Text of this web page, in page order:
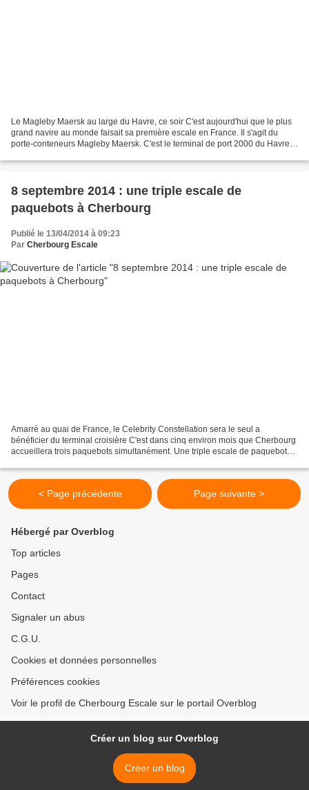
Le Magleby Maersk au large du Havre, ce soir C'est aujourd'hui que le plus
grand navire au monde faisait sa première escale en France. Il s'agit du
porte-conteneurs Magleby Maersk. C'est le terminal de port 2000 du Havre
8 septembre 2014 : une triple escale de
paquebots à Cherbourg
Publié le 13/04/2014 à 09:23
Par Cherbourg Escale
Amarré au quai de France, le Celebrity Constellation sera le seul a
bénéficier du terminal croisière C'est dans cinq environ mois que Cherbourg
accueillera trois paquebots simultanément. Une triple escale de paquebots
< Page précédente Page suivante >
Hébergé par Overblog
Top articles
Pages
Contact
Signaler un abus
C.G.U.
Cookies et données personnelles
Préférences cookies
Voir le profil de Cherbourg Escale sur le portail Overblog
Créer un blog sur Overblog
Créer un blog